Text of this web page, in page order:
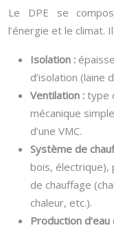
Le DPE se
l’énergie et le climat.
Isolation :
d’isolation (laine
Ventilation : type
mécanique
d’une VMC.
Système de
bois, électrique),
de chauffage
chaleur, etc.).
Production d’eau